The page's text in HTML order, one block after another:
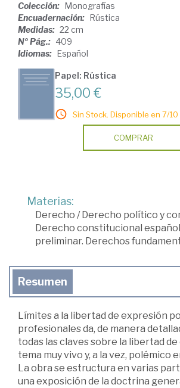
Colección: Monografías
Encuadernación: Rústica
Medidas: 22 cm
Nº Pág.: 409
Idiomas: Español
Papel: Rústica
35,00 €
Sin Stock. Disponible en 7/10
COMPRAR
Materias:
Derecho /Derecho político y
Derecho constitucional español
preliminar. Derechos
Resumen
Límites a la libertad de expresión
profesionales da, de manera
todas las claves sobre la libertad
tema muy vivo y, a la vez, polémico
La obra se estructura en varias
una exposición de la doctrina